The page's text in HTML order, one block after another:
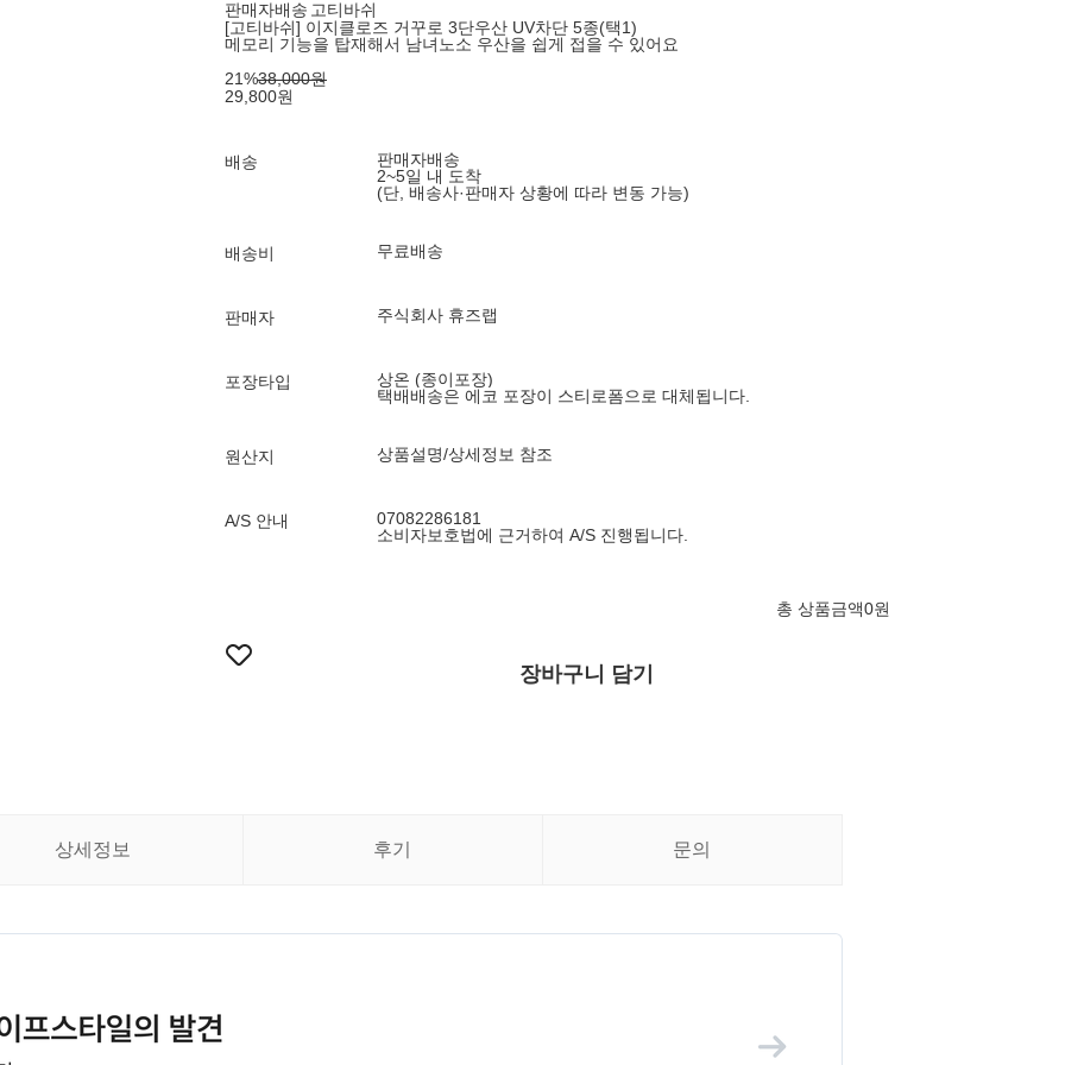
판매자배송 고티바쉬
[고티바쉬] 이지클로즈 거꾸로 3단우산 UV차단 5종(택1)
메모리 기능을 탑재해서 남녀노소 우산을 쉽게 접을 수 있어요
21%38,000원
29,800원
배송
판매자배송
2~5일 내 도착
(단, 배송사·판매자 상황에 따라 변동 가능)
배송비 무료배송
판매자 주식회사 휴즈랩
포장타입
상온 (종이포장)
택배배송은 에코 포장이 스티로폼으로 대체됩니다.
원산지 상품설명/상세정보 참조
A/S 안내
07082286181
소비자보호법에 근거하여 A/S 진행됩니다.
총 상품금액0원
장바구니 담기
상세정보 후기 문의